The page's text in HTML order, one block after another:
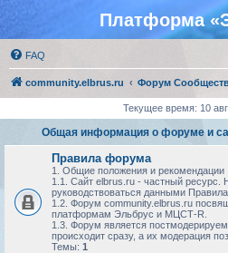
Платформа
FAQ
community.elbrus.ru Форум
Текущее время: 10
Общая информация о форуме и
Правила форума
1. Общие положения и рекомендации
1.1. Сайт elbrus.ru - частный ресурс.
руководствоваться данными
1.2. Форум community.elbrus.ru
платформам Эльбрус и МЦСТ-R.
1.3. Форум является
происходит сразу, а их модерация
Темы: 1